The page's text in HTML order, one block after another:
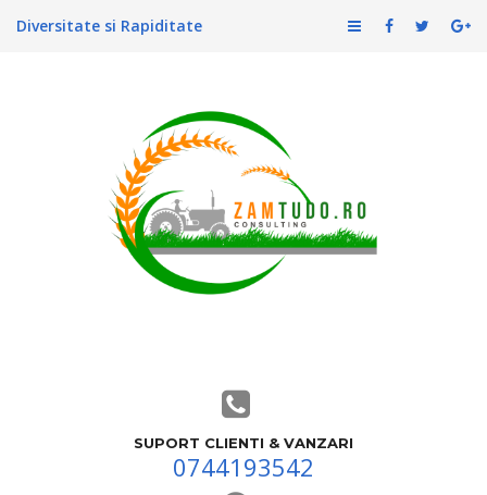
Diversitate si Rapiditate
SUPORT CLIENTI & VANZARI
0744193542